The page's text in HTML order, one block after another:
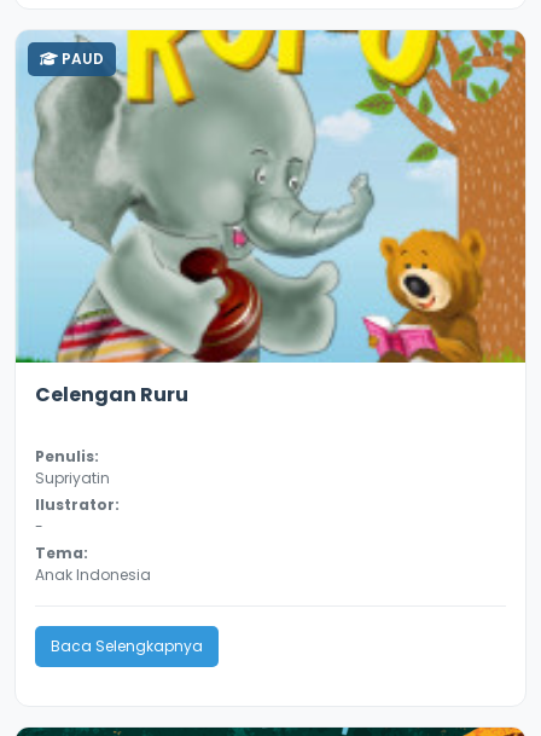
PAUD
Celengan Ruru
Penulis:
Supriyatin
Ilustrator:
-
Tema:
Anak Indonesia
Baca Selengkapnya